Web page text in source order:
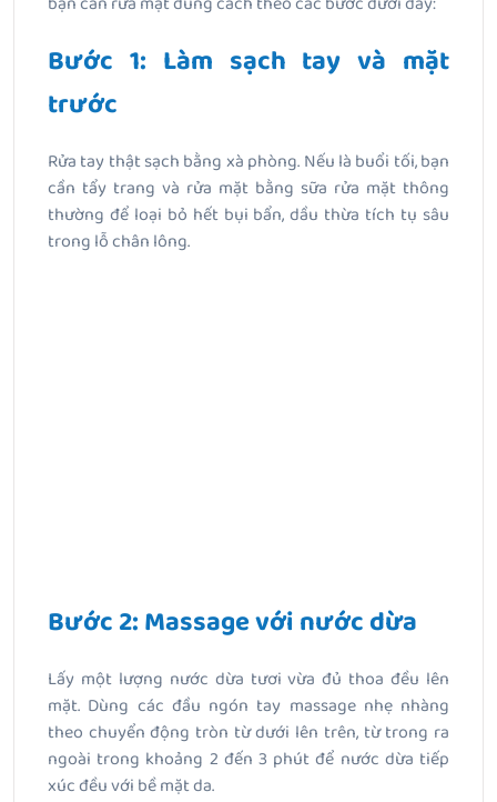
Bước 1: Làm sạch tay và mặt
trước
Rửa tay thật sạch bằng xà phòng. Nếu là buổi tối, bạn
cần tẩy trang và rửa mặt bằng sữa rửa mặt thông
thường để loại bỏ hết bụi bẩn, dầu thừa tích tụ sâu
trong lỗ chân lông.
Bước 2: Massage với nước dừa
Lấy một lượng nước dừa tươi vừa đủ thoa đều lên
mặt. Dùng các đầu ngón tay massage nhẹ nhàng
theo chuyển động tròn từ dưới lên trên, từ trong ra
ngoài trong khoảng 2 đến 3 phút để nước dừa tiếp
xúc đều với bề mặt da.